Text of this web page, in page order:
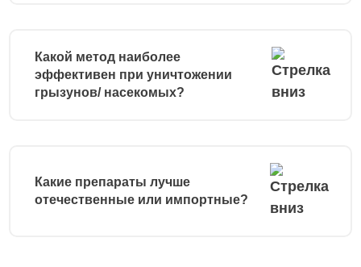
Какой метод наиболее
эффективен при уничтожении
грызунов/ насекомых?
Какие препараты лучше
отечественные или импортные?